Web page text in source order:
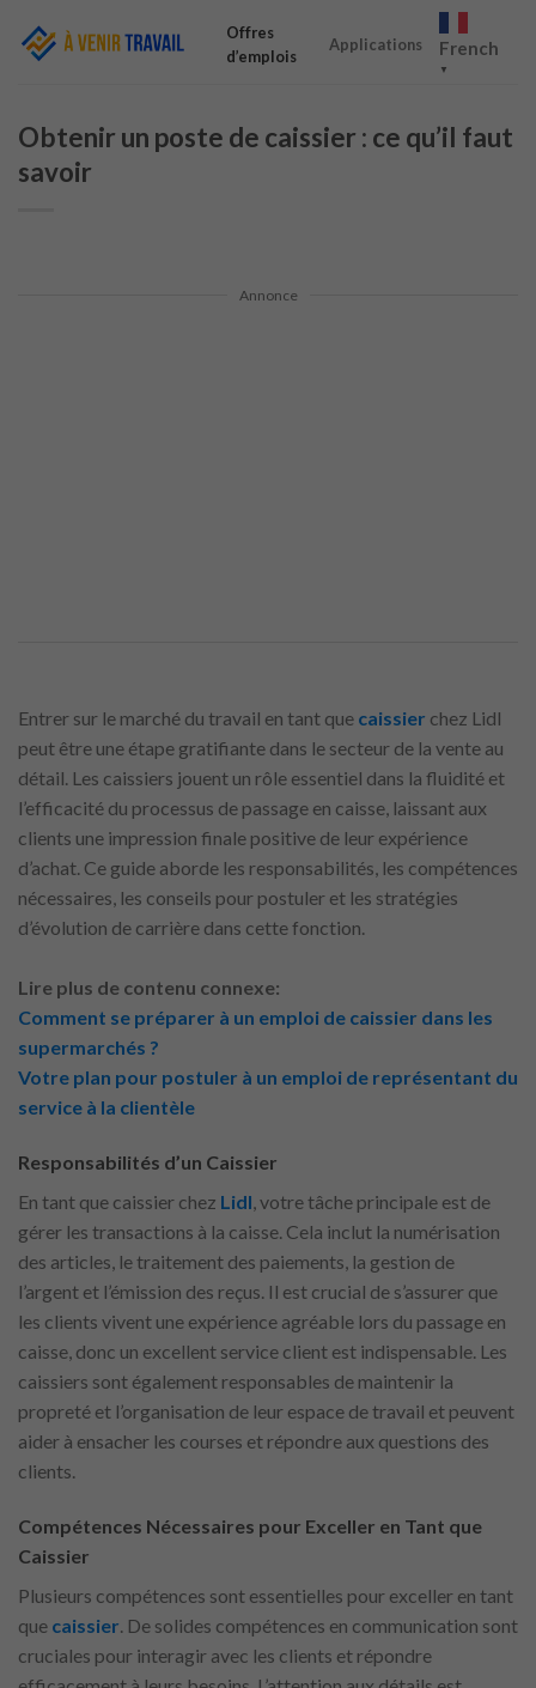
Offres
d’emplois
Applications French
▼
Obtenir un poste de caissier : ce qu’il faut
savoir
Annonce
Entrer sur le marché du travail en tant que caissier chez Lidl
peut être une étape gratifiante dans le secteur de la vente au
détail. Les caissiers jouent un rôle essentiel dans la fluidité et
l’efficacité du processus de passage en caisse, laissant aux
clients une impression finale positive de leur expérience
d’achat. Ce guide aborde les responsabilités, les compétences
nécessaires, les conseils pour postuler et les stratégies
d’évolution de carrière dans cette fonction.
Lire plus de contenu connexe:
Comment se préparer à un emploi de caissier dans les
supermarchés ?
Votre plan pour postuler à un emploi de représentant du
service à la clientèle
Responsabilités d’un Caissier
En tant que caissier chez Lidl , votre tâche principale est de
gérer les transactions à la caisse. Cela inclut la numérisation
des articles, le traitement des paiements, la gestion de
l’argent et l’émission des reçus. Il est crucial de s’assurer que
les clients vivent une expérience agréable lors du passage en
caisse, donc un excellent service client est indispensable. Les
caissiers sont également responsables de maintenir la
propreté et l’organisation de leur espace de travail et peuvent
aider à ensacher les courses et répondre aux questions des
clients.
Compétences Nécessaires pour Exceller en Tant que
Caissier
Plusieurs compétences sont essentielles pour exceller en tant
que caissier . De solides compétences en communication sont
cruciales pour interagir avec les clients et répondre